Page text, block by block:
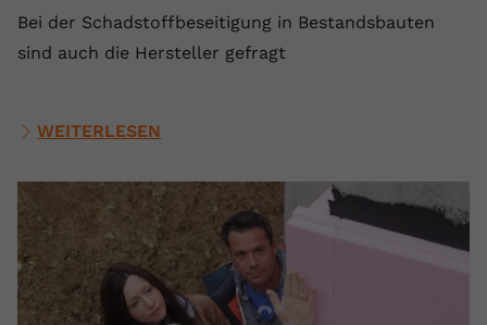
Bei der Schadstoffbeseitigung in Bestandsbauten
sind auch die Hersteller gefragt
WEITERLESEN